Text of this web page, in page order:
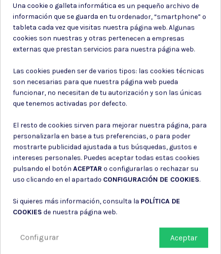
Suscríbete a nuestro boletín
Puede darse de baja en cualquier momento. Para ello, consulte nuestra
información de contacto en el aviso legal.
Política de privacidad
Consiento el uso de mis datos personales para recibir publicidad
de su entidad.
Una cookie o galleta informática es un pequeño archivo de
información que se guarda en tu ordenador, “smartphone” o
tableta cada vez que visitas nuestra página web. Algunas
cookies son nuestras y otras pertenecen a empresas
externas que prestan servicios para nuestra página web.
Las cookies pueden ser de varios tipos: las cookies técnicas
son necesarias para que nuestra página web pueda
funcionar, no necesitan de tu autorización y son las únicas
que tenemos activadas por defecto.
El resto de cookies sirven para mejorar nuestra página, para
personalizarla en base a tus preferencias, o para poder
mostrarte publicidad ajustada a tus búsquedas, gustos e
intereses personales. Puedes aceptar todas estas cookies
pulsando el botón ACEPTAR o configurarlas o rechazar su
uso clicando en el apartado CONFIGURACIÓN DE COOKIES.
Si quieres más información, consulta la POLÍTICA DE
COOKIES de nuestra página web.
Aceptar
Configurar